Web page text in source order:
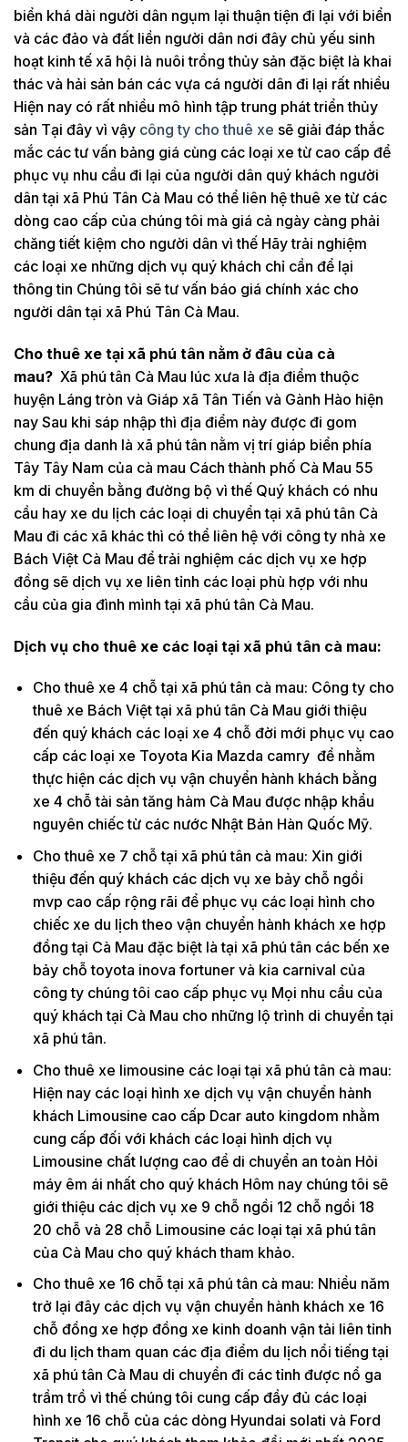
biển khá dài người dân ngụm lại thuận tiện đi lại với biển
và các đảo và đất liền người dân nơi đây chủ yếu sinh
hoạt kinh tế xã hội là nuôi trồng thủy sản đặc biệt là khai
thác và hải sản bán các vựa cá người dân đi lại rất nhiều
Hiện nay có rất nhiều mô hình tập trung phát triển thủy
sản Tại đây vì vậy công ty cho thuê xe sẽ giải đáp thắc
mắc các tư vấn bảng giá cùng các loại xe từ cao cấp để
phục vụ nhu cầu đi lại của người dân quý khách người
dân tại xã Phú Tân Cà Mau có thể liên hệ thuê xe từ các
dòng cao cấp của chúng tôi mà giá cả ngày càng phải
chăng tiết kiệm cho người dân vì thế Hãy trải nghiệm
các loại xe những dịch vụ quý khách chỉ cần để lại
thông tin Chúng tôi sẽ tư vấn báo giá chính xác cho
người dân tại xã Phú Tân Cà Mau.
Cho thuê xe tại xã phú tân nằm ở đâu của cà
mau? Xã phú tân Cà Mau lúc xưa là địa điểm thuộc
huyện Láng tròn và Giáp xã Tân Tiến và Gành Hào hiện
nay Sau khi sáp nhập thì địa điểm này được đi gom
chung địa danh là xã phú tân nằm vị trí giáp biển phía
Tây Tây Nam của cà mau Cách thành phố Cà Mau 55
km di chuyển bằng đường bộ vì thế Quý khách có nhu
cầu hay xe du lịch các loại di chuyển tại xã phú tân Cà
Mau đi các xã khác thì có thể liên hệ với công ty nhà xe
Bách Việt Cà Mau để trải nghiệm các dịch vụ xe hợp
đồng sẽ dịch vụ xe liên tỉnh các loại phù hợp với nhu
cầu của gia đình mình tại xã phú tân Cà Mau.
Dịch vụ cho thuê xe các loại tại xã phú tân cà mau:
Cho thuê xe 4 chỗ tại xã phú tân cà mau: Công ty cho
thuê xe Bách Việt tại xã phú tân Cà Mau giới thiệu
đến quý khách các loại xe 4 chỗ đời mới phục vụ cao
cấp các loại xe Toyota Kia Mazda camry để nhằm
thực hiện các dịch vụ vận chuyển hành khách bằng
xe 4 chỗ tài sản tăng hàm Cà Mau được nhập khẩu
nguyên chiếc từ các nước Nhật Bản Hàn Quốc Mỹ.
Cho thuê xe 7 chỗ tại xã phú tân cà mau: Xin giới
thiệu đến quý khách các dịch vụ xe bảy chỗ ngồi
mvp cao cấp rộng rãi để phục vụ các loại hình cho
chiếc xe du lịch theo vận chuyển hành khách xe hợp
đồng tại Cà Mau đặc biệt là tại xã phú tân các bến xe
bảy chỗ toyota inova fortuner và kia carnival của
công ty chúng tôi cao cấp phục vụ Mọi nhu cầu của
quý khách tại Cà Mau cho những lộ trình di chuyển tại
xã phú tân.
Cho thuê xe limousine các loại tại xã phú tân cà mau:
Hiện nay các loại hình xe dịch vụ vận chuyển hành
khách Limousine cao cấp Dcar auto kingdom nhằm
cung cấp đối với khách các loại hình dịch vụ
Limousine chất lượng cao để di chuyển an toàn Hỏi
máy êm ái nhất cho quý khách Hôm nay chúng tôi sẽ
giới thiệu các dịch vụ xe 9 chỗ ngồi 12 chỗ ngồi 18
20 chỗ và 28 chỗ Limousine các loại tại xã phú tân
của Cà Mau cho quý khách tham khảo.
Cho thuê xe 16 chỗ tại xã phú tân cà mau: Nhiều năm
trở lại đây các dịch vụ vận chuyển hành khách xe 16
chỗ đồng xe hợp đồng xe kinh doanh vận tải liên tỉnh
đi du lịch tham quan các địa điểm du lịch nổi tiếng tại
xã phú tân Cà Mau di chuyển đi các tỉnh được nổ ga
trầm trồ vì thế chúng tôi cung cấp đầy đủ các loại
hình xe 16 chỗ của các dòng Hyundai solati và Ford